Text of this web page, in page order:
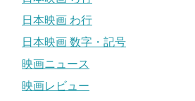
日本映画 わ行
日本映画 数字・記号
映画ニュース
映画レビュー